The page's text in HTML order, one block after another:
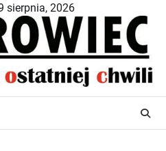
sierpnia, 2026